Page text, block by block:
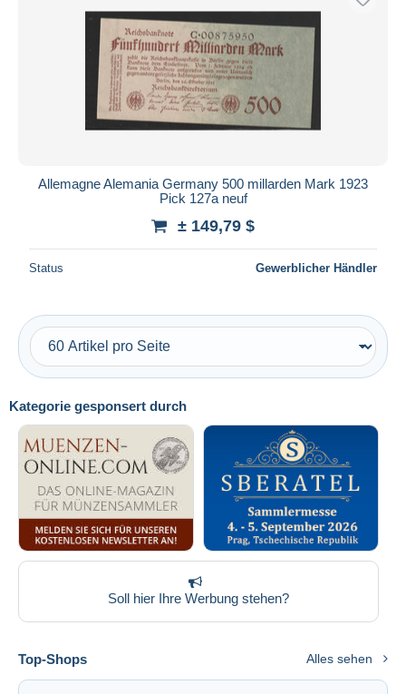
Kategorie gesponsert durch
Soll hier Ihre Werbung stehen?
Top-Shops Alles sehen
Allemagne Alemania Germany 500 millarden Mark 1923
Pick 127a neuf
± 149,79 $
Status Gewerblicher Händler